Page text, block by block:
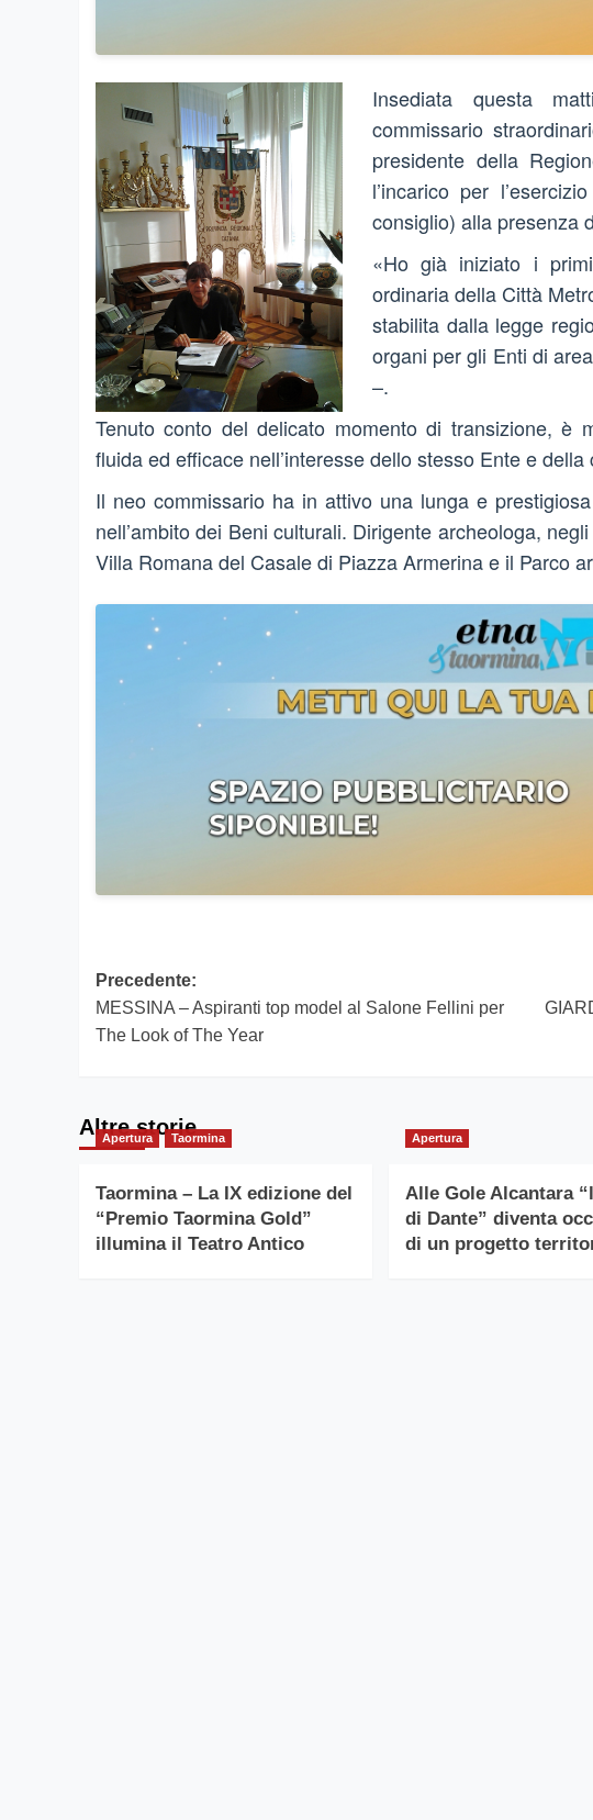
Insediata questa
commissario
presidente della
l’incarico per
consiglio) alla presenza
«Ho già iniziato i
ordinaria della Città
stabilita dalla legge
organi per gli Enti di
–.
Tenuto conto del delicato momento di transizione, è
fluida ed efficace nell’interesse dello stesso Ente e
Il neo commissario ha in attivo una lunga e
nell’ambito dei Beni culturali. Dirigente archeologa,
Villa Romana del Casale di Piazza Armerina e il Parco
Navigazione
articolo
Precedente:
MESSINA – Aspiranti top model al Salone Fellini per
The Look of The Year
Altre storie
Apertura Taormina
Taormina – La IX edizione del
“Premio Taormina Gold”
illumina il Teatro Antico
Apertura
Alle Gole Alcantara
di Dante” diventa
di un progetto